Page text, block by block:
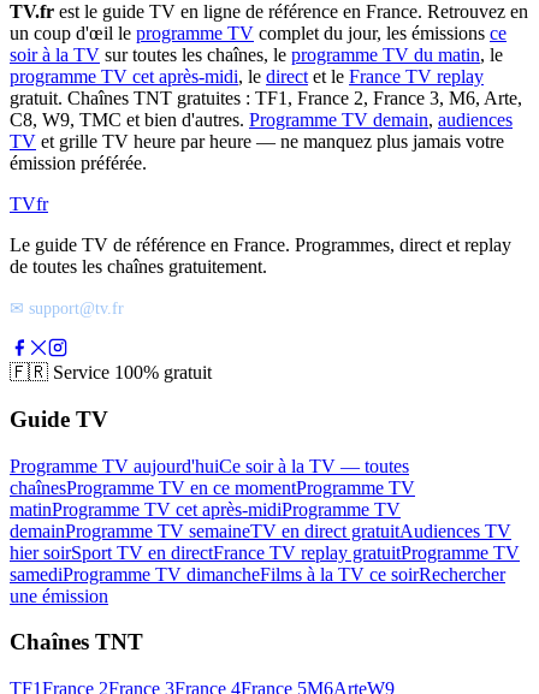
TV.fr est le guide TV en ligne de référence en France. Retrouvez en
un coup d'œil le programme TV complet du jour, les émissions ce
soir à la TV sur toutes les chaînes, le programme TV du matin, le
programme TV cet après-midi, le direct et le France TV replay
gratuit. Chaînes TNT gratuites : TF1, France 2, France 3, M6, Arte,
C8, W9, TMC et bien d'autres. Programme TV demain, audiences
TV et grille TV heure par heure — ne manquez plus jamais votre
émission préférée.
TVfr
Le guide TV de référence en France. Programmes, direct et replay
de toutes les chaînes gratuitement.
✉ support@tv.fr
🇫🇷 Service 100% gratuit
Guide TV
Programme TV aujourd'huiCe soir à la TV — toutes
chaînesProgramme TV en ce momentProgramme TV
matinProgramme TV cet après-midiProgramme TV
demainProgramme TV semaineTV en direct gratuitAudiences TV
hier soirSport TV en directFrance TV replay gratuitProgramme TV
samediProgramme TV dimancheFilms à la TV ce soirRechercher
une émission
Chaînes TNT
TF1France 2France 3France 4France 5M6ArteW9